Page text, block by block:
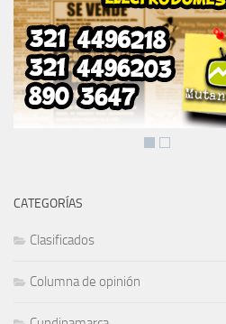
CATEGORÍAS
Clasificados
Columna de opinión